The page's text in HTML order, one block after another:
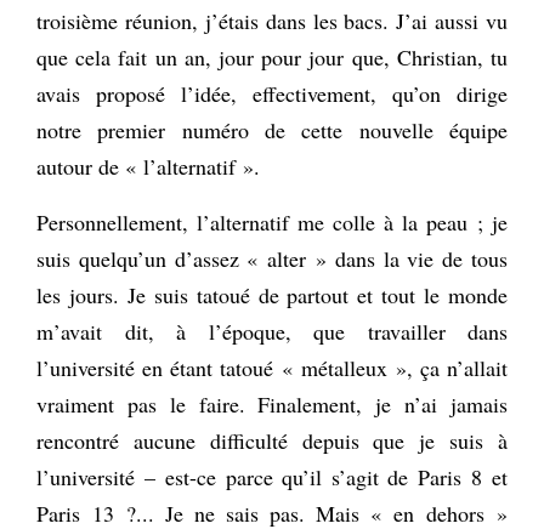
troisième réunion, j’étais dans les bacs. J’ai aussi vu
que cela fait un an, jour pour jour que, Christian, tu
avais proposé l’idée, effectivement, qu’on dirige
notre premier numéro de cette nouvelle équipe
autour de « l’alternatif ».
Personnellement, l’alternatif me colle à la peau ; je
suis quelqu’un d’assez « alter » dans la vie de tous
les jours. Je suis tatoué de partout et tout le monde
m’avait dit, à l’époque, que travailler dans
l’université en étant tatoué « métalleux », ça n’allait
vraiment pas le faire. Finalement, je n’ai jamais
rencontré aucune difficulté depuis que je suis à
l’université – est-ce parce qu’il s’agit de Paris 8 et
Paris 13 ?... Je ne sais pas. Mais « en dehors »